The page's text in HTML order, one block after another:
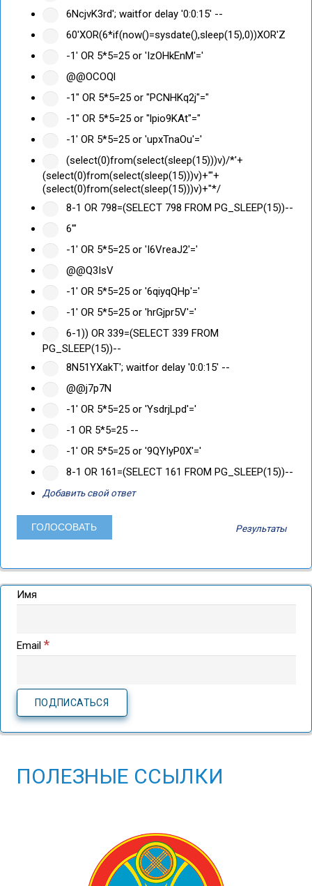
6NcjvK3rd'; waitfor delay '0:0:15' --
60'XOR(6*if(now()=sysdate(),sleep(15),0))XOR'Z
-1' OR 5*5=25 or 'IzOHkEnM'='
@@OCOQl
-1" OR 5*5=25 or "PCNHKq2j"="
-1" OR 5*5=25 or "lpio9KAt"="
-1' OR 5*5=25 or 'upxTnaOu'='
(select(0)from(select(sleep(15)))v)/*'+
(select(0)from(select(sleep(15)))v)+'"+
(select(0)from(select(sleep(15)))v)+"*/
8-1 OR 798=(SELECT 798 FROM PG_SLEEP(15))--
6'"
-1' OR 5*5=25 or 'I6VreaJ2'='
@@Q3IsV
-1' OR 5*5=25 or '6qiyqQHp'='
-1' OR 5*5=25 or 'hrGjpr5V'='
6-1)) OR 339=(SELECT 339 FROM
PG_SLEEP(15))--
8N51YXakT'; waitfor delay '0:0:15' --
@@j7p7N
-1' OR 5*5=25 or 'YsdrjLpd'='
-1 OR 5*5=25 --
-1' OR 5*5=25 or '9QYIyP0X'='
8-1 OR 161=(SELECT 161 FROM PG_SLEEP(15))--
Добавить свой ответ
Результаты
Имя
Email *
ПОЛЕЗНЫЕ ССЫЛКИ